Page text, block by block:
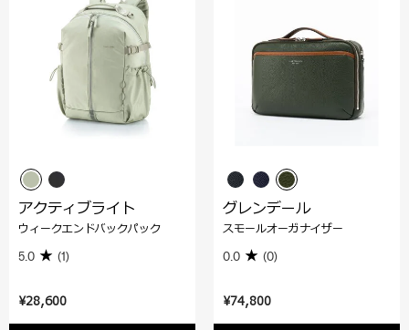
¥28,600
アクティブライト
ウィークエンドバックパック
5.0 (1)
¥74,800
グレンデール
スモールオーガナイザー
0.0 (0)